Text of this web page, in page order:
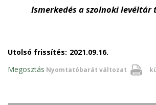
Ismerkedés a szolnoki levéltár
Utolsó frissítés: 2021.09.16.
Nyomtatóbarát változat
Megosztás